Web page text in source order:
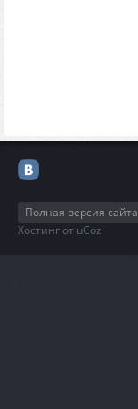
Полная версия сайта
Хостинг от uCoz